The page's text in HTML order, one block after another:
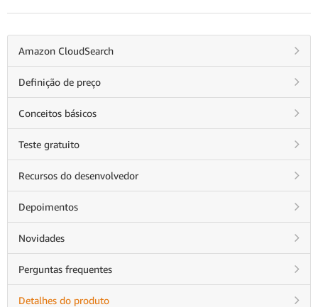
Amazon CloudSearch
Definição de preço
Conceitos básicos
Teste gratuito
Recursos do desenvolvedor
Depoimentos
Novidades
Perguntas frequentes
Detalhes do produto